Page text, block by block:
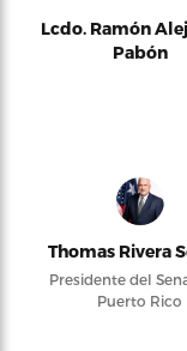
Lcdo. Ramón
Pabón
Thomas Rivera
Presidente del
Puerto Rico